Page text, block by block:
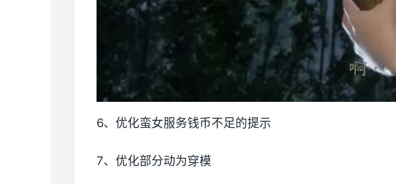
6、优化蛮女服务钱币不足的提示
7、优化部分动为穿模